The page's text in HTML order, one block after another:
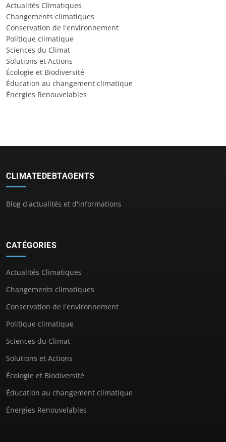
Actualités Climatiques
Changements climatiques
Conservation de l'environnement
Politique climatique
Sciences du Climat
Solutions et Actions
Écologie et Biodiversité
Éducation au changement climatique
Énergies Renouvelables
CLIMATEDEBTAGENTS
Blog d'actualités et d'informations
CATÉGORIES
Actualités Climatiques
Changements climatiques
Conservation de l'environnement
Politique climatique
Sciences du Climat
Solutions et Actions
Écologie et Biodiversité
Éducation au changement climatique
Énergies Renouvelables